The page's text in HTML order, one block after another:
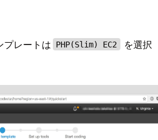
プレートは PHP(Slim) EC2
を選択